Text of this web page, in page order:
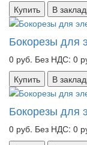
Купить
В
Бокорезы для
0 руб. Без НДС: 0
Купить
В
Бокорезы для
0 руб. Без НДС: 0